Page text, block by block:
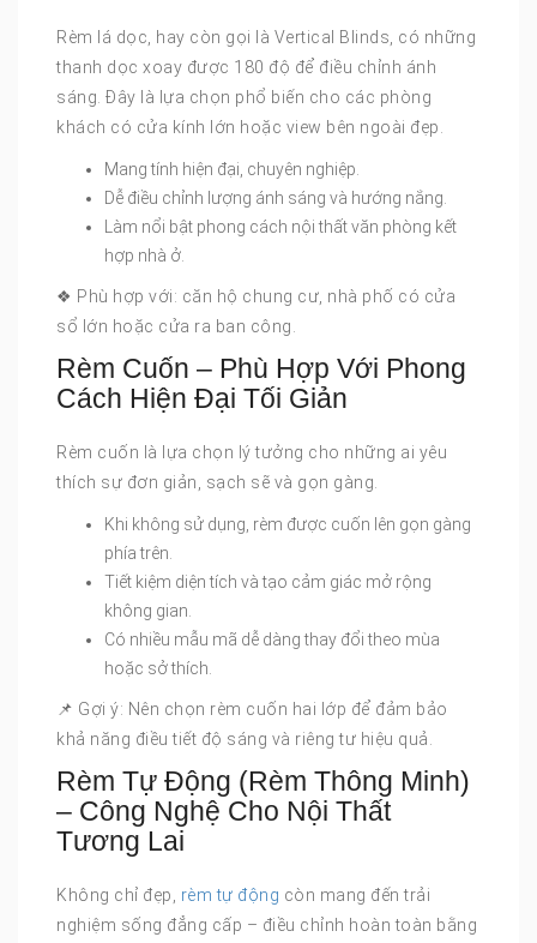
Rèm lá dọc, hay còn gọi là Vertical Blinds, có những
thanh dọc xoay được 180 độ để điều chỉnh ánh
sáng. Đây là lựa chọn phổ biến cho các phòng
khách có cửa kính lớn hoặc view bên ngoài đẹp.
Mang tính hiện đại, chuyên nghiệp.
Dễ điều chỉnh lượng ánh sáng và hướng nắng.
Làm nổi bật phong cách nội thất văn phòng kết
hợp nhà ở.
❖ Phù hợp với: căn hộ chung cư, nhà phố có cửa
sổ lớn hoặc cửa ra ban công.
Rèm Cuốn – Phù Hợp Với Phong
Cách Hiện Đại Tối Giản
Rèm cuốn là lựa chọn lý tưởng cho những ai yêu
thích sự đơn giản, sạch sẽ và gọn gàng.
Khi không sử dụng, rèm được cuốn lên gọn gàng
phía trên.
Tiết kiệm diện tích và tạo cảm giác mở rộng
không gian.
Có nhiều mẫu mã dễ dàng thay đổi theo mùa
hoặc sở thích.
📌 Gợi ý: Nên chọn rèm cuốn hai lớp để đảm bảo
khả năng điều tiết độ sáng và riêng tư hiệu quả.
Rèm Tự Động (Rèm Thông Minh)
– Công Nghệ Cho Nội Thất
Tương Lai
Không chỉ đẹp, rèm tự động còn mang đến trải
nghiệm sống đẳng cấp – điều chỉnh hoàn toàn bằng